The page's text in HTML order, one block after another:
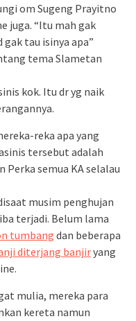
om Sugeng Prayitno
juga. “Itu mah gak
gak tau isinya apa”
tema Slametan
kok. Itu dr yg naik
reka apa yang
tersebut adalah
Perka semua KA selalau
musim penghujan
terjadi. Belum lama
tumbangdan beberapa
diterjang banjiryang
mulia, mereka para
kereta namun